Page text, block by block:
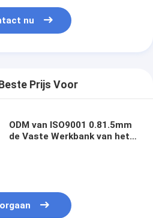
nu
Prijs Voor
ODM van ISO9001 0.81.5mm
de Vaste Werkbank van het